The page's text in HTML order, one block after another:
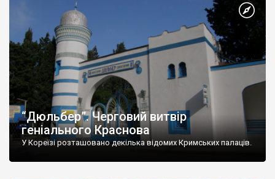
“Дюльбер”. Черговий витвір
геніального Краснова
У Кореїзі розташовано декілька відомих Кримських палаців.